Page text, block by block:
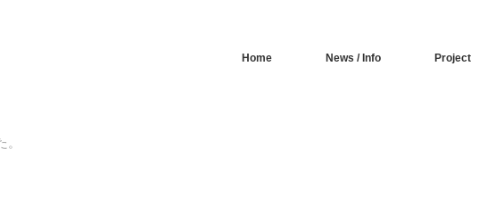
Home News / Info Project